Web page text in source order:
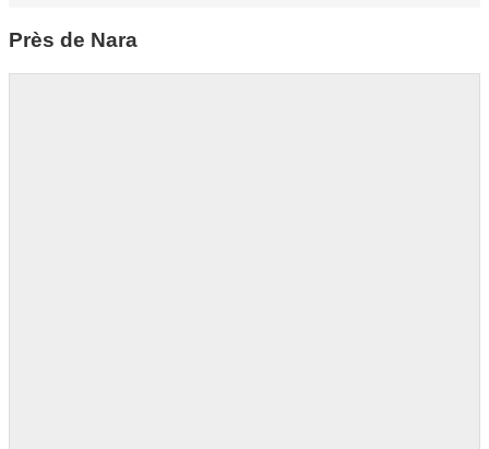
Près de Nara